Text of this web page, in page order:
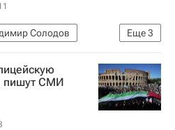
Еще3
Солодов
МЧС России (Министерство РФ по делам гражданской обороны, чрезвычайным ситуациям и ликвидации последствий стихийных бедствий)
пишут СМИ